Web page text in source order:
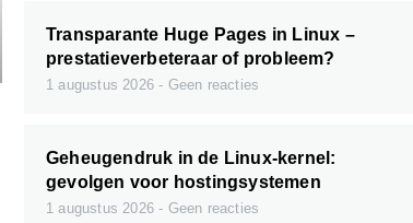
Transparante Huge Pages in Linux –
prestatieverbeteraar of probleem?
1 augustus 2026 Geen reacties
Geheugendruk in de Linux-kernel:
gevolgen voor hostingsystemen
1 augustus 2026 Geen reacties